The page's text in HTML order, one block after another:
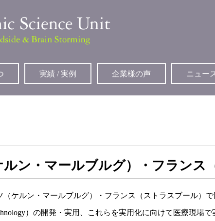
実績 / 実例 企業様の声 ニュー
ン・マールブルグ）・フランス
（ケルン・マールブルグ）・フランス（ストラスブール）
）の開発・実用、これらを実用化に向けて医療現場